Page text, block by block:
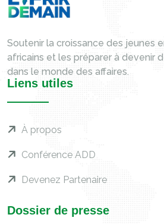
Soutenir la croissance des jeunes
africains et les préparer à devenir
dans le monde des affaires.
Liens utiles
À propos
Conférence ADD
Devenez Partenaire
Dossier de presse